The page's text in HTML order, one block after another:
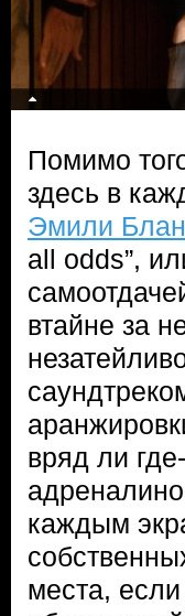
Помимо
здесь в
Эмили
all odds”,
втайне за
вряд ли
каждым
места,